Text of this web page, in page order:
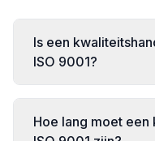
Is een
ISO 9001?
formeel niet meer
Hoe lang moet